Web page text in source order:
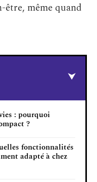
même quand
: pourquoi
?
fonctionnalités
adapté à chez